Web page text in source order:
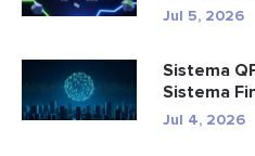
Jul 5, 2026
Sistema
Sistema
Jul 4, 2026